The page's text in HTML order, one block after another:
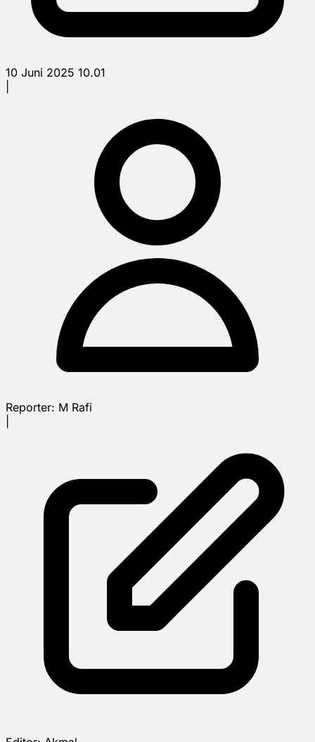
10 Juni 2025 10.01
Reporter: M Rafi